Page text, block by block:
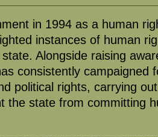
in 1994 as a human
instances of human
Alongside raising
consistently campaigned
political rights, carrying
the state from committing